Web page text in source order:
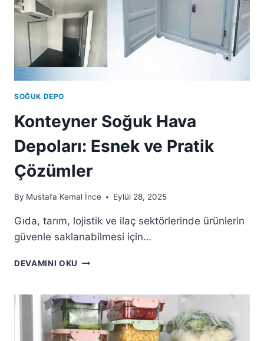
SOĞUK DEPO
Konteyner Soğuk Hava
Depoları: Esnek ve Pratik
Çözümler
By Mustafa Kemal İnce Eylül 28, 2025
Gıda, tarım, lojistik ve ilaç sektörlerinde ürünlerin
güvenle saklanabilmesi için…
DEVAMINI OKU